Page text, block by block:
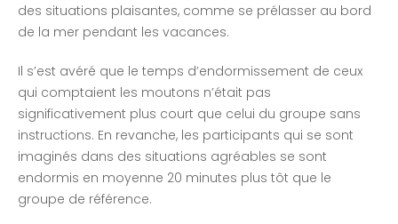
des situations plaisantes, comme se prélasser au bord
de la mer pendant les vacances.
Il s’est avéré que le temps d’endormissement de ceux
qui comptaient les moutons n’était pas
significativement plus court que celui du groupe sans
instructions. En revanche, les participants qui se sont
imaginés dans des situations agréables se sont
endormis en moyenne 20 minutes plus tôt que le
groupe de référence.